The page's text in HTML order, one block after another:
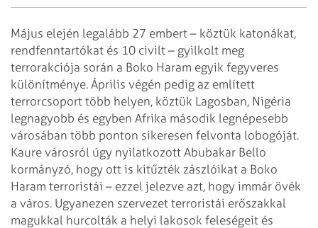
Május elején legalább 27 embert – köztük katonákat,
rendfenntartókat és 10 civilt – gyilkolt meg
terrorakciója során a Boko Haram egyik fegyveres
különítménye. Április végén pedig az említett
terrorcsoport több helyen, köztük Lagosban, Nigéria
legnagyobb és egyben Afrika második legnépesebb
városában több ponton sikeresen felvonta lobogóját.
Kaure városról úgy nyilatkozott Abubakar Bello
kormányzó, hogy ott is kitűzték zászlóikat a Boko
Haram terroristái – ezzel jelezve azt, hogy immár övék
a város. Ugyanezen szervezet terroristái erőszakkal
magukkal hurcolták a helyi lakosok feleségeit és